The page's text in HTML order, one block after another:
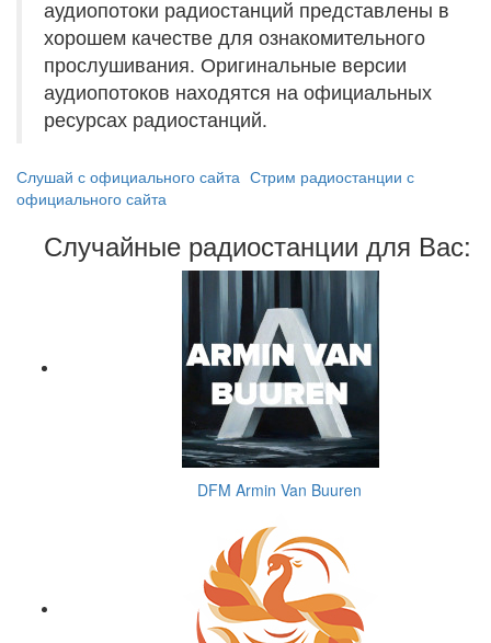
аудиопотоки радиостанций представлены в
хорошем качестве для ознакомительного
прослушивания. Оригинальные версии
аудиопотоков находятся на официальных
ресурсах радиостанций.
Слушай с официального сайта Стрим радиостанции с
официального сайта
Случайные радиостанции для Вас:
DFM Armin Van Buuren